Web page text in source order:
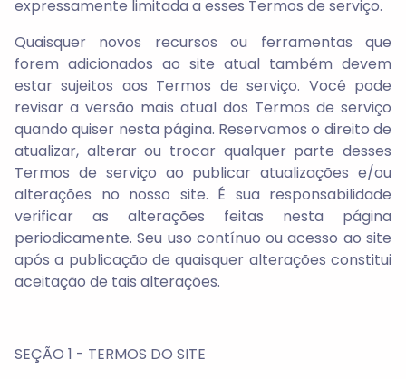
expressamente limitada a esses Termos de serviço.
Quaisquer novos recursos ou ferramentas que
forem adicionados ao site atual também devem
estar sujeitos aos Termos de serviço. Você pode
revisar a versão mais atual dos Termos de serviço
quando quiser nesta página. Reservamos o direito de
atualizar, alterar ou trocar qualquer parte desses
Termos de serviço ao publicar atualizações e/ou
alterações no nosso site. É sua responsabilidade
verificar as alterações feitas nesta página
periodicamente. Seu uso contínuo ou acesso ao site
após a publicação de quaisquer alterações constitui
aceitação de tais alterações.
SEÇÃO 1 - TERMOS DO SITE